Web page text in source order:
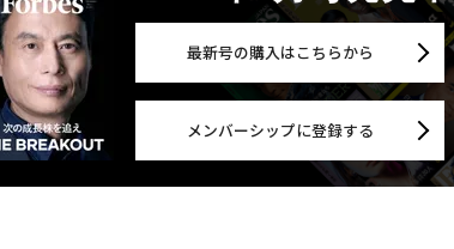
最新号の購入はこちらから
メンバーシップに登録する